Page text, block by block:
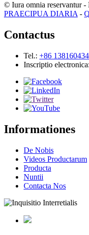
© Iura omnia reservantur
PRAECIPUA DIARIA -
Contactus
Tel.: +86
Inscriptio electronica:
Informationes
De Nobis
Videos Productarum
Producta
Nuntii
Contacta Nos